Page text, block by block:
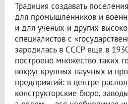
Традиция создавать
для промышленников и
и для ученых и других
специалистов с
зародилась в СССР еще в
построено множество таких
вокруг крупных научных и
предприятий: в центре
конструкторские бюро,